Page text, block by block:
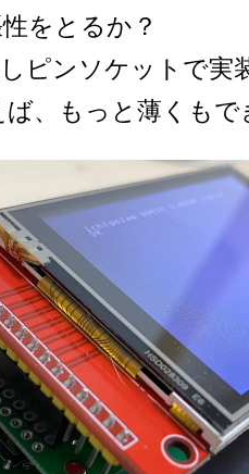
をとるか？
ピンソケットで実
、もっと薄くもで